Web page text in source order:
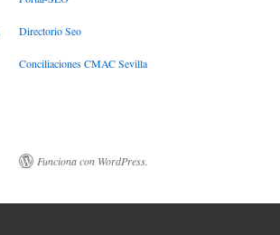
Directorio Seo
Conciliaciones CMAC Sevilla
Funciona con WordPress.